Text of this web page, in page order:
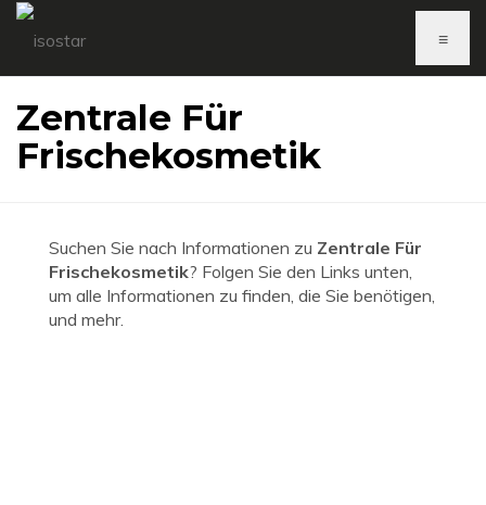
≡
Zentrale Für
Frischekosmetik
Suchen Sie nach Informationen zu Zentrale Für
Frischekosmetik? Folgen Sie den Links unten,
um alle Informationen zu finden, die Sie benötigen,
und mehr.